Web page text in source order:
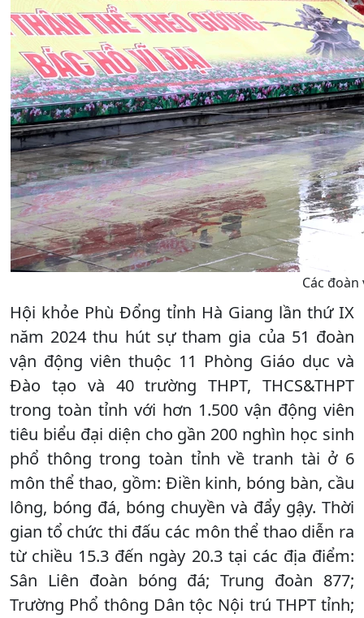
Các
Hội khỏe Phù Đổng tỉnh Hà Giang lần thứ IX
năm 2024 thu hút sự tham gia của 51 đoàn
vận động viên thuộc 11 Phòng Giáo dục và
Đào tạo và 40 trường THPT, THCS&THPT
trong toàn tỉnh với hơn 1.500 vận động viên
tiêu biểu đại diện cho gần 200 nghìn học sinh
phổ thông trong toàn tỉnh về tranh tài ở 6
môn thể thao, gồm: Điền kinh, bóng bàn, cầu
lông, bóng đá, bóng chuyền và đẩy gậy. Thời
gian tổ chức thi đấu các môn thể thao diễn ra
từ chiều 15.3 đến ngày 20.3 tại các địa điểm:
Sân Liên đoàn bóng đá; Trung đoàn 877;
Trường Phổ thông Dân tộc Nội trú THPT tỉnh;